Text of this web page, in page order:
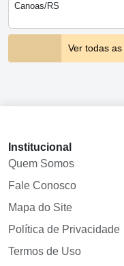
Canoas/RS
Ver todas as
Institucional
Quem Somos
Fale Conosco
Mapa do Site
Política de Privacidade
Termos de Uso